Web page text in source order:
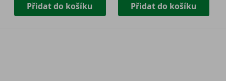
Přidat do košíku Přidat do košíku